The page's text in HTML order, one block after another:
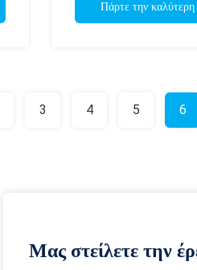
Πάρτε την καλύτερη
3 4 5 6
Μας στείλετε την